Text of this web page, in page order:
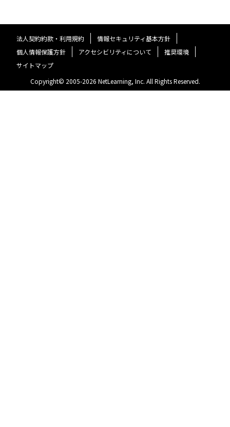
法人契約約款・利用規約
情報セキュリティ基本方針
個人情報保護方針
アクセシビリティについて
推奨環境
サイトマップ
Copyright© 2005-2026 NetLearning, Inc. All Rights Reserved.